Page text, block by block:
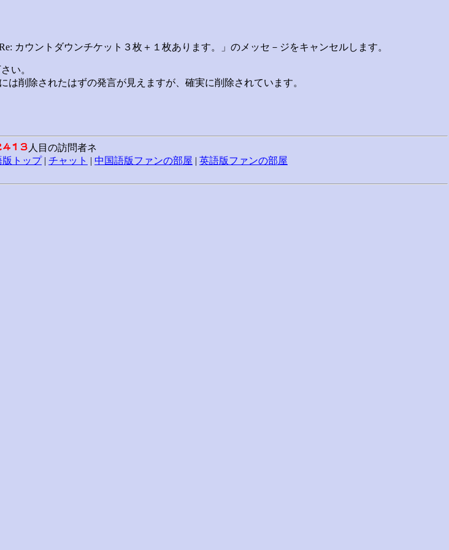
カウントダウンチケット３枚＋１枚あります。」のメッセ－ジをキャンセルします。
い。
削除されたはずの発言が見えますが、確実に削除されています。
人目の訪問者ネ
版トップ| チャット | 中国語版ファンの部屋 | 英語版ファンの部屋